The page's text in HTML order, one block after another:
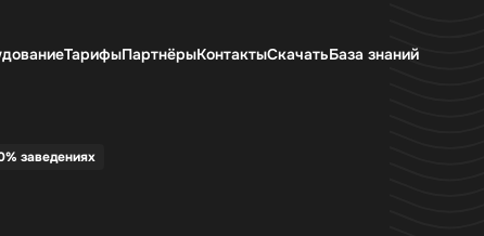
ТарифыПартнёрыКонтактыСкачатьБаза знаний
заведениях